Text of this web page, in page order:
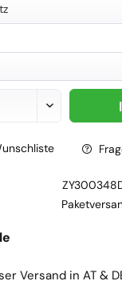
Versand in AT &